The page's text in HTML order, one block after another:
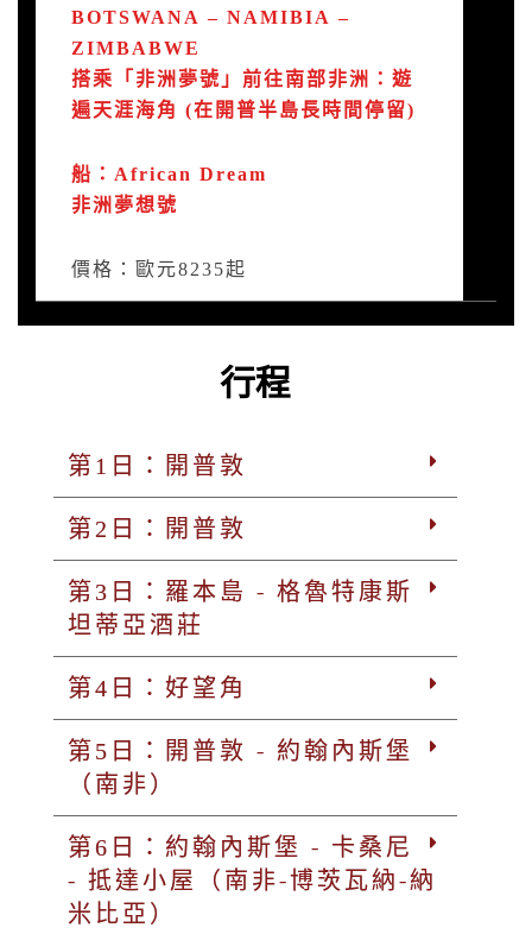
BOTSWANA – NAMIBIA –
ZIMBABWE
搭乘「非洲夢號」前往南部非洲：遊
遍天涯海角 (在開普半島長時間停留)
船：African Dream
非洲夢想號
價格：歐元8235起
行程
第1日：開普敦
第2日：開普敦
第3日：羅本島 - 格魯特康斯
坦蒂亞酒莊
第4日：好望角
第5日：開普敦 - 約翰內斯堡
（南非）
第6日：約翰內斯堡 - 卡桑尼
- 抵達小屋（南非-博茨瓦納-納
米比亞）